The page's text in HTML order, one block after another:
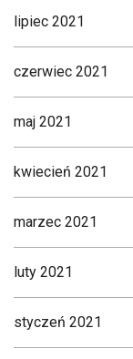
lipiec 2021
czerwiec 2021
maj 2021
kwiecień 2021
marzec 2021
luty 2021
styczeń 2021